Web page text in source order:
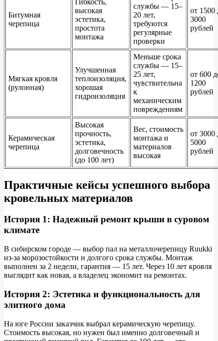
Битумная
черепица
высокая
эстетика,
простота
монтажа
службы — 15–
20 лет,
требуются
регулярные
проверки
от 1500
3000
рублей
Мягкая кровля
(рулонная)
Улучшенная
теплоизоляция,
хорошая
гидроизоляция
Меньше срока
службы — 15–
25 лет,
чувствительна
к
механическим
повреждениям
от 600
1200
рублей
Керамическая
черепица
Высокая
прочность,
эстетика,
долговечность
(до 100 лет)
Вес, стоимость
монтажа и
материалов
высокая
от 3000
5000
рублей
Практичные кейсы успешного выбора
кровельных материалов
История 1: Надежный ремонт крыши в суровом
климате
В сибирском городе — выбор пал на металлочерепицу Ruukki
из-за морозостойкости и долгого срока службы. Монтаж
выполнен за 2 недели, гарантия — 15 лет. Через 10 лет кровля
выглядит как новая, а владелец экономит на ремонтах.
История 2: Эстетика и функциональность для
элитного дома
На юге России заказчик выбрал керамическую черепицу.
Стоимость высокая, но нужен был именно долговечный и